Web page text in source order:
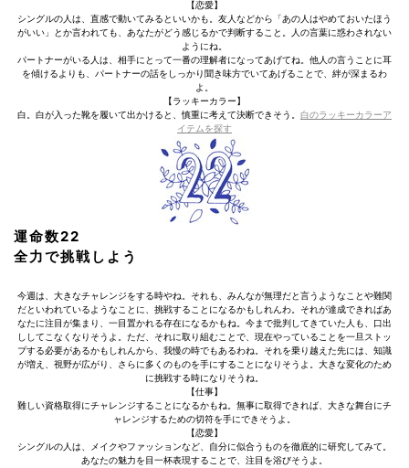
【恋愛】
シングルの人は、直感で動いてみるといいかも。友人などから「あの人はやめておいたほう
がいい」とか言われても、あなたがどう感じるかで判断すること。人の言葉に惑わされない
ようにね。
パートナーがいる人は、相手にとって一番の理解者になってあげてね。他人の言うことに耳
を傾けるよりも、パートナーの話をしっかり聞き味方でいてあげることで、絆が深まるわ
よ。
【ラッキーカラー】
白。白が入った靴を履いて出かけると、慎重に考えて決断できそう。 白のラッキーカラーア
イテムを探す
運命数22
全力で挑戦しよう
今週は、大きなチャレンジをする時やね。それも、みんなが無理だと言うようなことや難関
だといわれているようなことに、挑戦することになるかもしれんわ。それが達成できればあ
なたに注目が集まり、一目置かれる存在になるかもね。今まで批判してきていた人も、口出
ししてこなくなりそうよ。ただ、それに取り組むことで、現在やっていることを一旦ストッ
プする必要があるかもしれんから、我慢の時でもあるわね。それを乗り越えた先には、知識
が増え、視野が広がり、さらに多くのものを手にすることになりそうよ。大きな変化のため
に挑戦する時になりそうね。
【仕事】
難しい資格取得にチャレンジすることになるかもね。無事に取得できれば、大きな舞台にチ
ャレンジするための切符を手にできそうよ。
【恋愛】
シングルの人は、メイクやファッションなど、自分に似合うものを徹底的に研究してみて。
あなたの魅力を目一杯表現することで、注目を浴びそうよ。